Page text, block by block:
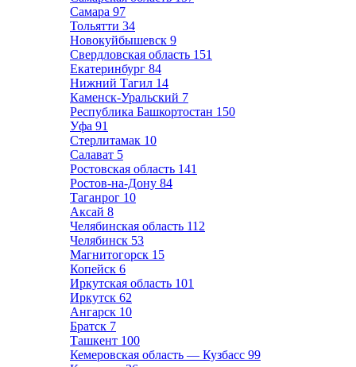
Самара 97
Тольятти 34
Новокуйбышевск 9
Свердловская область 151
Екатеринбург 84
Нижний Тагил 14
Каменск-Уральский 7
Республика Башкортостан 150
Уфа 91
Стерлитамак 10
Салават 5
Ростовская область 141
Ростов-на-Дону 84
Таганрог 10
Аксай 8
Челябинская область 112
Челябинск 53
Магнитогорск 15
Копейск 6
Иркутская область 101
Иркутск 62
Ангарск 10
Братск 7
Ташкент 100
Кемеровская область — Кузбасс 99